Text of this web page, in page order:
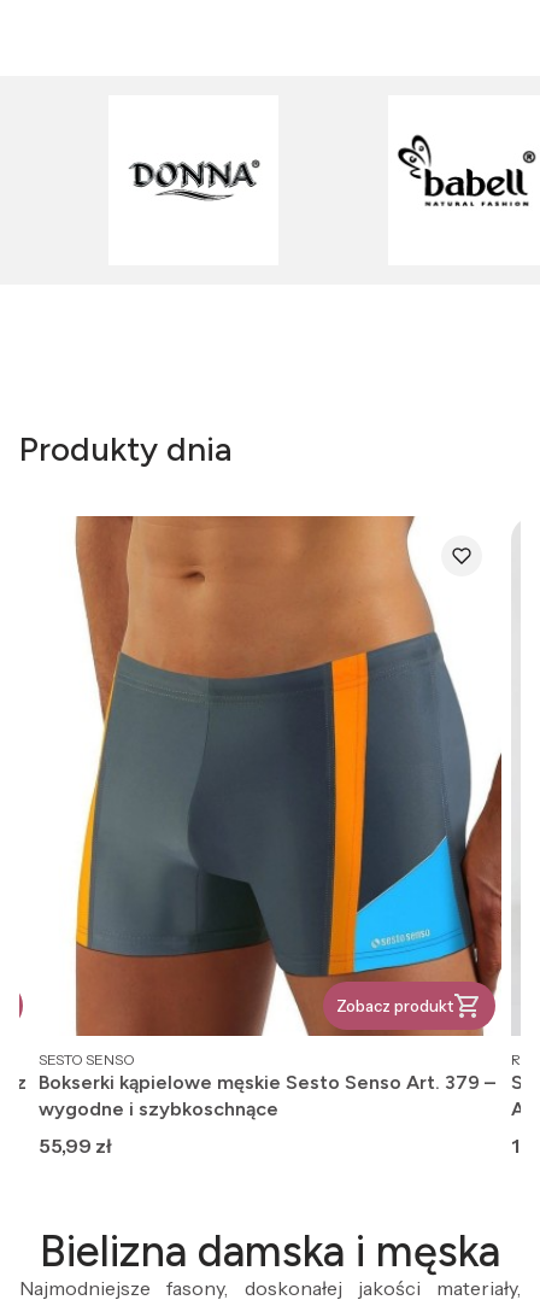
Produkty dnia
z
Zobacz produkt
PRODUCENT
SESTO SENSO
Bokserki kąpielowe męskie Sesto Senso Art. 379 –
wygodne i szybkoschnące
Cena
55,99 zł
Bielizna damska i męska
Najmodniejsze fasony, doskonałej jakości materiały,